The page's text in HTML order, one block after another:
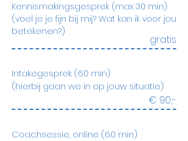
gratis
Kennismakingsgesprek (max 30 min)
(voel je je fijn bij mij? Wat kan ik voor jou
betekenen?)
Intakegesprek (60 min)
(hierbij gaan we in op jouw situatie)
€ 90,-
Coachsessie, online (60 min)